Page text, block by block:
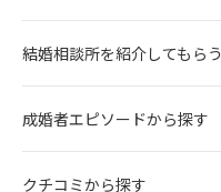
結婚相談所を紹介してもらう
成婚者エピソードから探す
クチコミから探す